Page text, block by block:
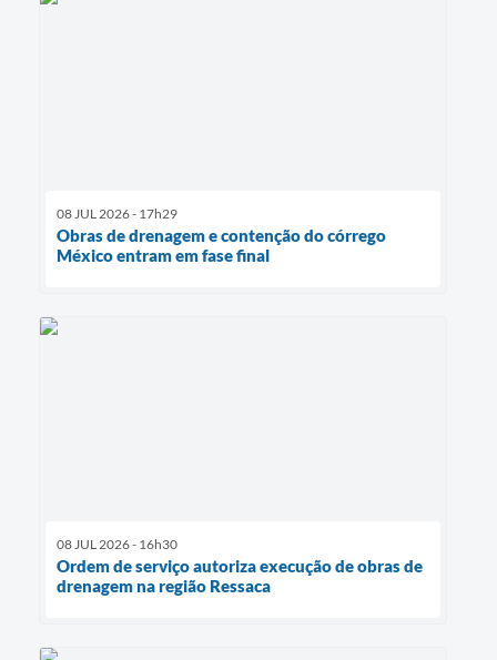
08 JUL 2026 - 17h29
Obras de drenagem e contenção do córrego
México entram em fase final
08 JUL 2026 - 16h30
Ordem de serviço autoriza execução de obras de
drenagem na região Ressaca